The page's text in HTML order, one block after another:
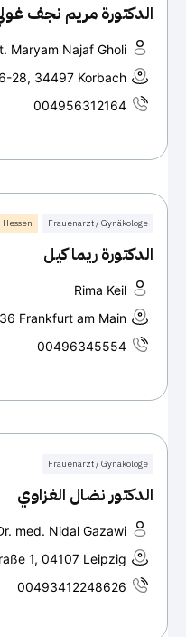
الدكتورة مريم نجف
Maryam Najaf Gholi
28, 34497 Korbach
004956312164
Frauenarzt / Gynäkologe
Hessen
الدكتورة ريما كيل
Rima Keil
Frankfurt am Main
00496345554
Frauenarzt / Gynäkologe
الدكتور نضال الغزاوي
med. Nidal Gazawi
1, 04107 Leipzig
00493412248626